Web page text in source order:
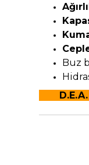
Buz
D.E.A.